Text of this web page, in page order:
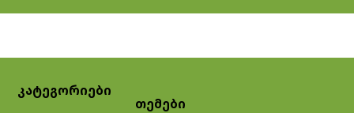
კატეგორიები
თემები